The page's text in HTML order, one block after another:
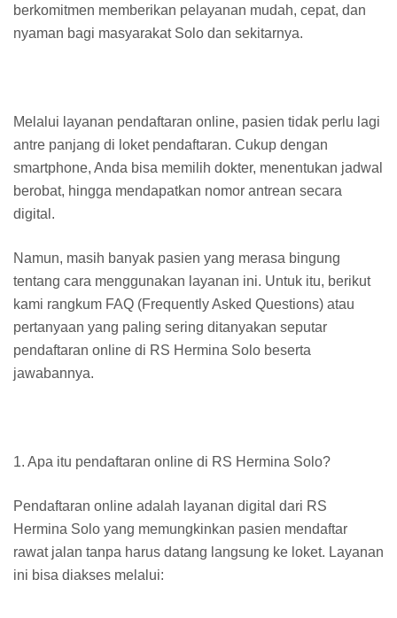
berkomitmen memberikan pelayanan mudah, cepat, dan
nyaman bagi masyarakat Solo dan sekitarnya.
Melalui layanan pendaftaran online, pasien tidak perlu lagi
antre panjang di loket pendaftaran. Cukup dengan
smartphone, Anda bisa memilih dokter, menentukan jadwal
berobat, hingga mendapatkan nomor antrean secara
digital.
Namun, masih banyak pasien yang merasa bingung
tentang cara menggunakan layanan ini. Untuk itu, berikut
kami rangkum FAQ (Frequently Asked Questions) atau
pertanyaan yang paling sering ditanyakan seputar
pendaftaran online di RS Hermina Solo beserta
jawabannya.
1. Apa itu pendaftaran online di RS Hermina Solo?
Pendaftaran online adalah layanan digital dari RS
Hermina Solo yang memungkinkan pasien mendaftar
rawat jalan tanpa harus datang langsung ke loket. Layanan
ini bisa diakses melalui: